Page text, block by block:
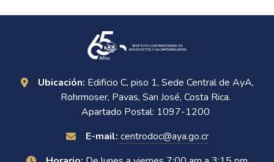
Ubicación: Edificio C, piso 1, Sede Central de AyA,
Rohrmoser, Pavas, San José, Costa Rica.
Apartado Postal: 1097-1200
E-mail: centrodoc@aya.go.cr